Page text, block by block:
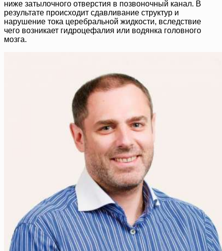
ниже затылочного отверстия в позвоночный канал. В
результате происходит сдавливание структур и
нарушение тока церебральной жидкости, вследствие
чего возникает гидроцефалия или водянка головного
мозга.